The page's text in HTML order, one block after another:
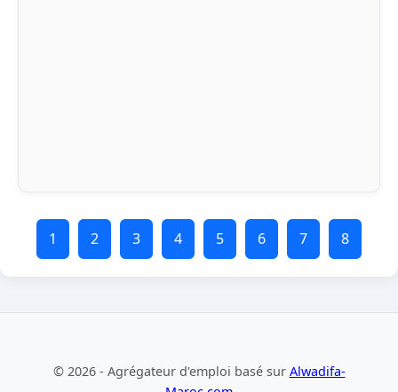
1 2 3 4 5 6 7 8
© 2026 - Agrégateur d'emploi basé sur Alwadifa-